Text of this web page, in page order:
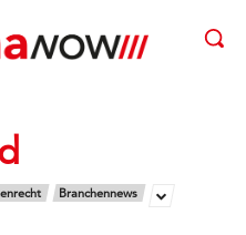
Branchennews